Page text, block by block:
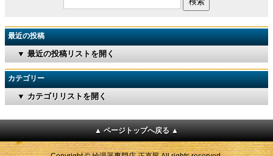
最近の投稿
▼ 最近の投稿リストを開く
カテゴリー
▼ カテゴリリストを開く
▲ ページトップへ戻る ▲